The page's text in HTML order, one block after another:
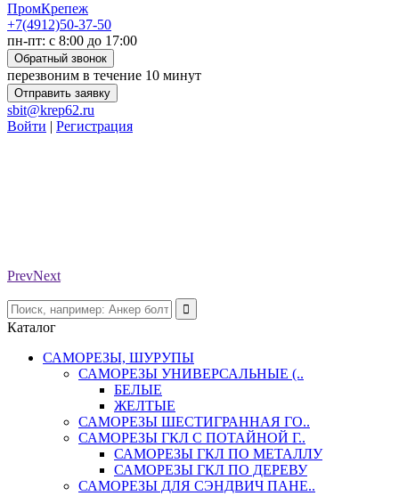
ПромКрепеж
+7(4912)50-37-50
пн-пт: с 8:00 до 17:00
Обратный звонок
перезвоним в течение 10 минут
Отправить заявку
sbit@krep62.ru
Войти | Регистрация
PrevNext
Каталог
САМОРЕЗЫ, ШУРУПЫ
САМОРЕЗЫ УНИВЕРСАЛЬНЫЕ (..
БЕЛЫЕ
ЖЕЛТЫЕ
САМОРЕЗЫ ШЕСТИГРАННАЯ ГО..
САМОРЕЗЫ ГКЛ С ПОТАЙНОЙ Г..
САМОРЕЗЫ ГКЛ ПО МЕТАЛЛУ
САМОРЕЗЫ ГКЛ ПО ДЕРЕВУ
САМОРЕЗЫ ДЛЯ СЭНДВИЧ ПАНЕ..